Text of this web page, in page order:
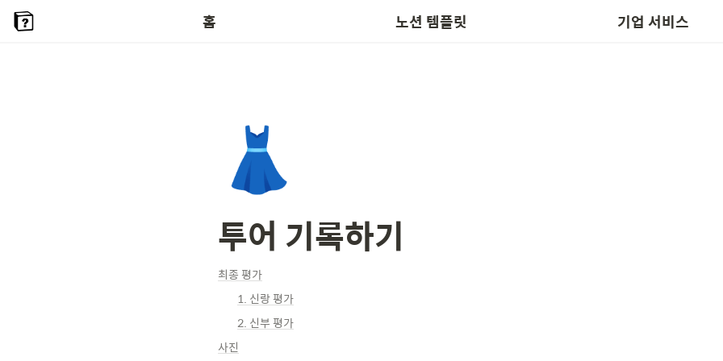
홈 노션 템플릿 기업 서비스
📬 템플릿 요청 노션박스 인수
👗
투어 기록하기
최종 평가
1. 신랑 평가
2. 신부 평가
사진